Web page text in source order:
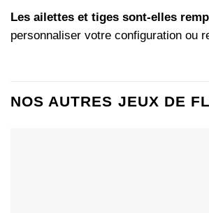
Les ailettes et tiges sont-elles
personnaliser votre configuration ou
NOS AUTRES JEUX DE